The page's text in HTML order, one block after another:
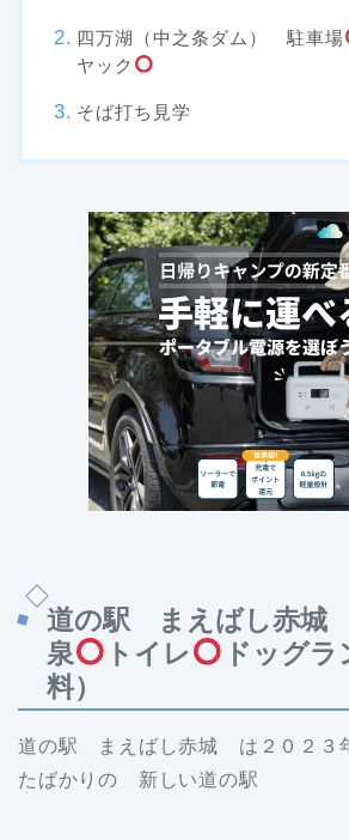
四万湖（中之条ダム） 駐車場
ヤック
そば打ち見学
道の駅 まえばし赤城
泉
トイレ ドッグラ
料）
道の駅 まえばし赤城 は２０２３
たばかりの 新しい道の駅